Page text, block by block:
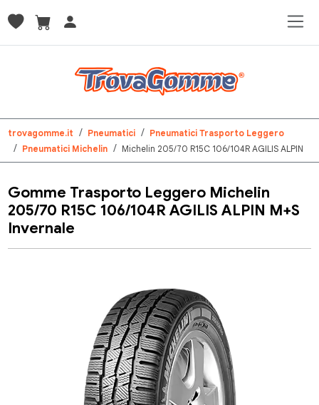
trovagomme.it Pneumatici
Pneumatici Trasporto Leggero
Pneumatici Michelin
Michelin 205/70 R15C 106/104R AGILIS ALPIN
Gomme Trasporto Leggero Michelin
205/70 R15C 106/104R AGILIS ALPIN M+S
Invernale